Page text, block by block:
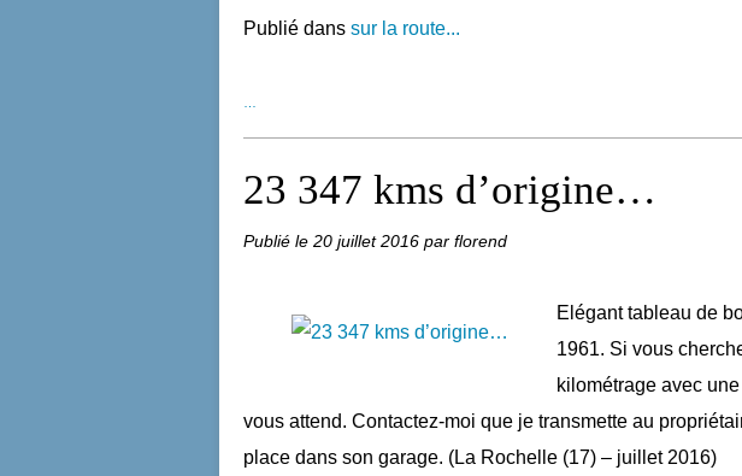
Publié dans sur la route...
23 347 kms d’origine…
Publié le 20 juillet 2016 par florend
Elégant tableau de
1961. Si vous
kilométrage avec
vous attend. Contactez-moi que je transmette au
place dans son garage. (La Rochelle (17) – juillet 2016)